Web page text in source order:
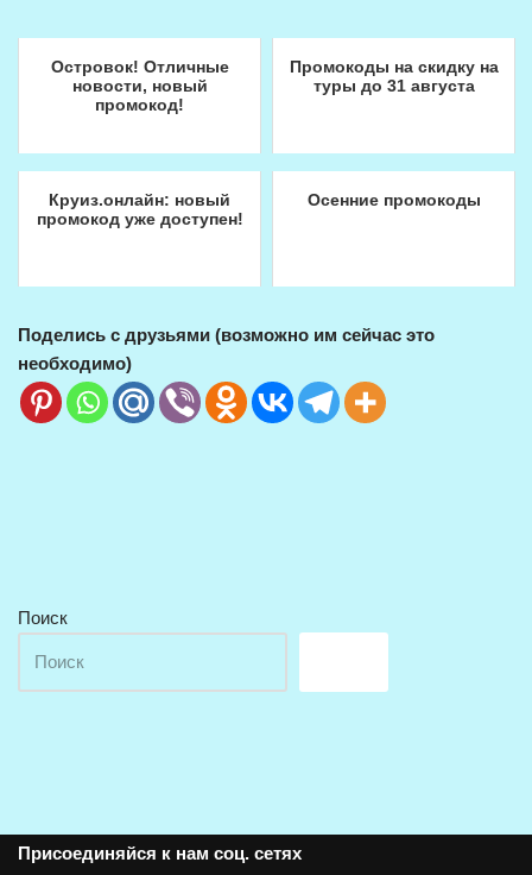
Островок! Отличные
новости, новый
промокод!
Промокоды на скидку на
туры до 31 августа
Круиз.онлайн: новый
промокод уже доступен!
Осенние промокоды
Поделись с друзьями (возможно им сейчас это
необходимо)
Поиск
Присоединяйся к нам соц. сетях